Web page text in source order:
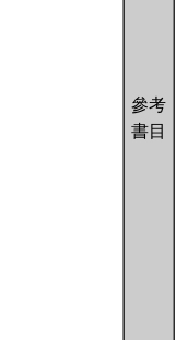
參考
書目